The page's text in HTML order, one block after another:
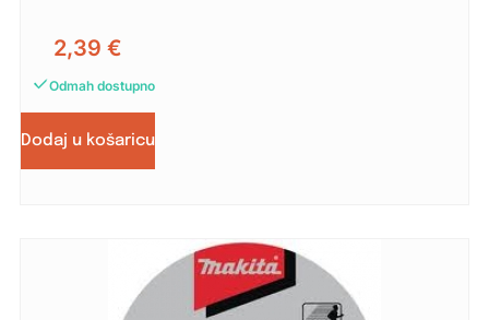
2,39 €
Odmah dostupno
Dodaj u košaricu